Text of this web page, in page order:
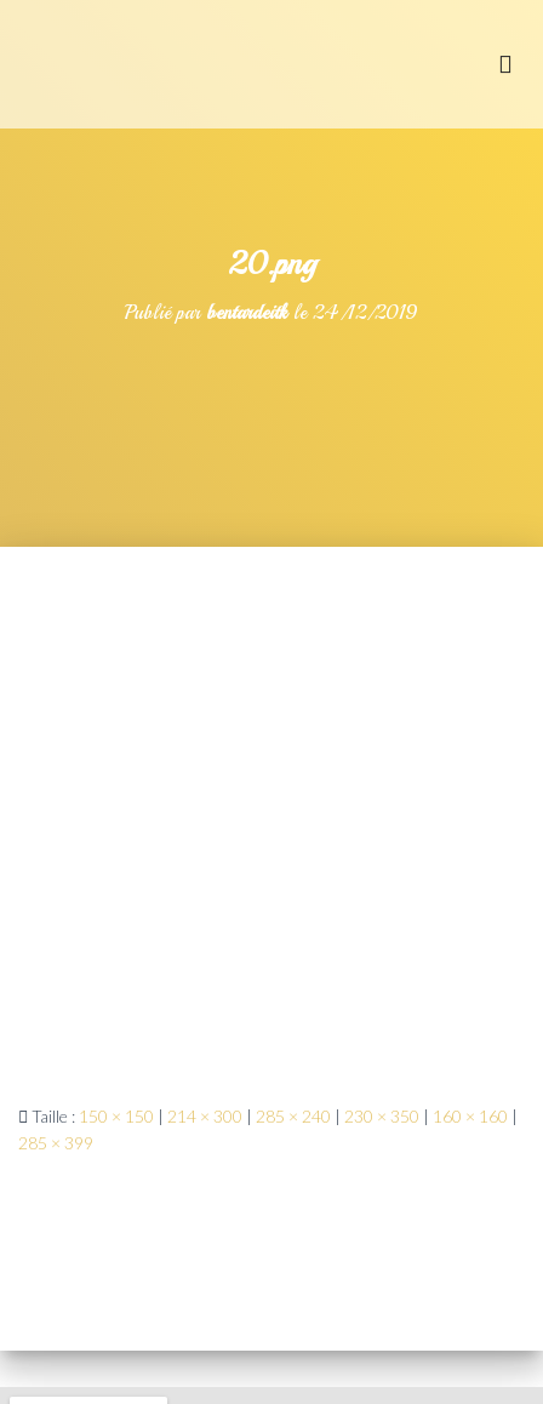
20.png
Publié par bentardeitkle24/12/2019
Taille : 150 × 150 | 214 × 300 | 285 × 240 | 230 × 350 | 160 × 160 |
285 × 399